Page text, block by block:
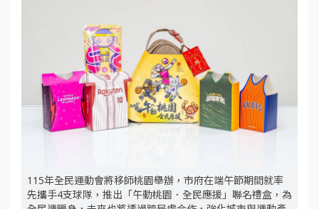
115年全民運動會將移師桃園舉辦，市府在端午節期間就率
先攜手4支球隊，推出「午動桃園．全民應援」聯名禮盒，為